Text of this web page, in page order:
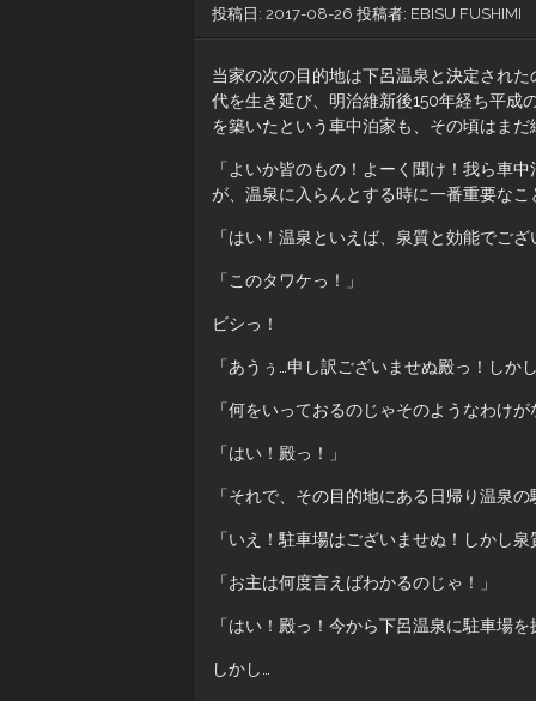
投稿日: 2017-08-26 投稿者: EBISU FUSHIMI
当家の次の目的地は下呂温泉と決定され
代を生き延び、明治維新後150年経ち平成
を築いたという車中泊家も、その頃はま
「よいか皆のもの！よーく聞け！我ら車
が、温泉に入らんとする時に一番重要なこ
「はい！温泉といえば、泉質と効能でご
「このタワケっ！」
ビシっ！
「あうぅ…申し訳ございませぬ殿っ！し
「何をいっておるのじゃそのようなわけ
「はい！殿っ！」
「それで、その目的地にある日帰り温泉
「いえ！駐車場はございませぬ！しかし
「お主は何度言えばわかるのじゃ！」
「はい！殿っ！今から下呂温泉に駐車場
しかし…